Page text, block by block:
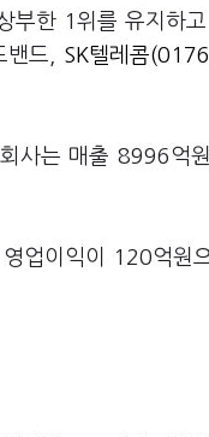
부한 1위를 유지하고
밴드, SK텔레콤
사는 매출 8996억
업이익이 120억원